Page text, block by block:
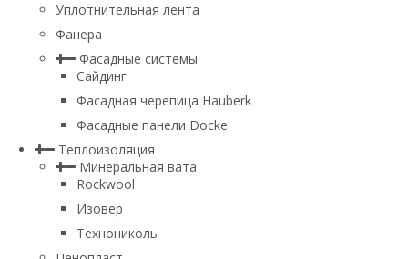
Уплотнительная лента
Фанера
Фасадные системы
Сайдинг
Фасадная черепица Hauberk
Фасадные панели Docke
Теплоизоляция
Минеральная вата
Rockwool
Изовер
Технониколь